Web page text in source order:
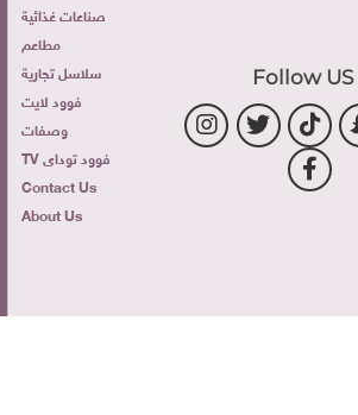
Follow US
صناعات غذائية
مطاعم
سلاسل تجارية
فوود لايت
وصفات
فوود توداى TV
Contact Us
About Us